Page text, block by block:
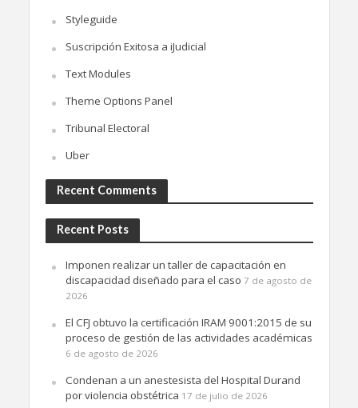
Styleguide
Suscripción Exitosa a iJudicial
Text Modules
Theme Options Panel
Tribunal Electoral
Uber
Recent Comments
Recent Posts
Imponen realizar un taller de capacitación en
discapacidad diseñado para el caso 7 de agosto de
2026
El CFJ obtuvo la certificación IRAM 9001:2015 de su
proceso de gestión de las actividades académicas
6 de agosto de 2026
Condenan a un anestesista del Hospital Durand
por violencia obstétrica 17 de julio de 2026